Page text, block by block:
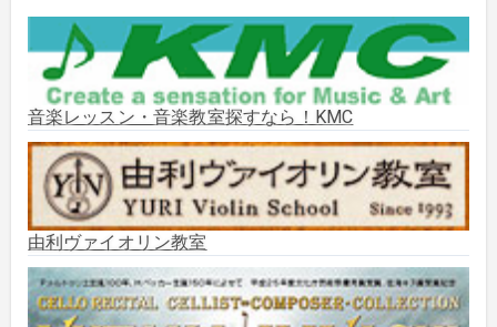
2025年10月 (2)
2025年9月 (3)
2025年8月 (5)
2025年7月 (3)
2025年6月 (1)
2025年5月 (5)
音楽レッスン・音楽教室探すなら！KMC
由利ヴァイオリン教室